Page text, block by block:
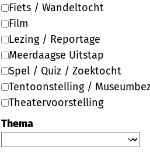
Fiets / Wandeltocht
Film
Lezing / Reportage
Meerdaagse Uitstap
Spel / Quiz / Zoektocht
Tentoonstelling /
Theatervoorstelling
Thema